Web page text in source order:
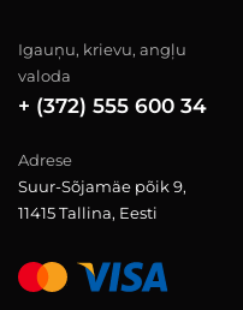
Igauņu, krievu, angļu
valoda
+ (372) 555 600 34
Adrese
Suur-Sõjamäe põik 9,
11415 Tallina, Eesti